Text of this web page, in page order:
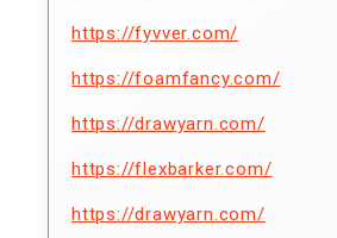
https://fyvver.com/
https://foamfancy.com/
https://drawyarn.com/
https://flexbarker.com/
https://drawyarn.com/